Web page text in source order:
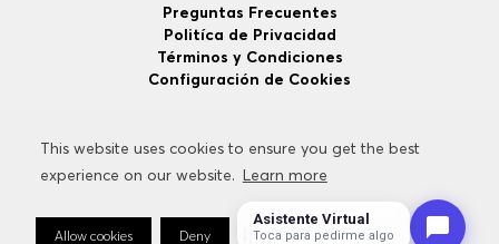
This website uses cookies to ensure you get the best
experience on our website. Learn more
Allow cookies Deny Cookie Preferences
This website uses cookies to ensure you get the best
experience on our website. Learn more
Allow cookies Deny Cookie Preferences
Preguntas Frecuentes
Politíca de Privacidad
Términos y Condiciones
Configuración de Cookies
© 2026 HUGO BOSS Todos los Derechos Reservados.
Asistente Virtual
Toca para pedirme algo